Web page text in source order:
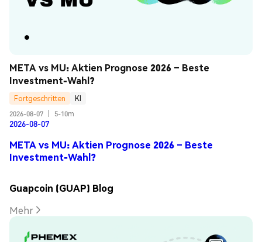
META vs MU: Aktien Prognose 2026 – Beste
Investment-Wahl?
Fortgeschritten
KI
2026-08-07
5-10m
2026-08-07
META vs MU: Aktien Prognose 2026 – Beste
Investment-Wahl?
Guapcoin (GUAP) Blog
Mehr